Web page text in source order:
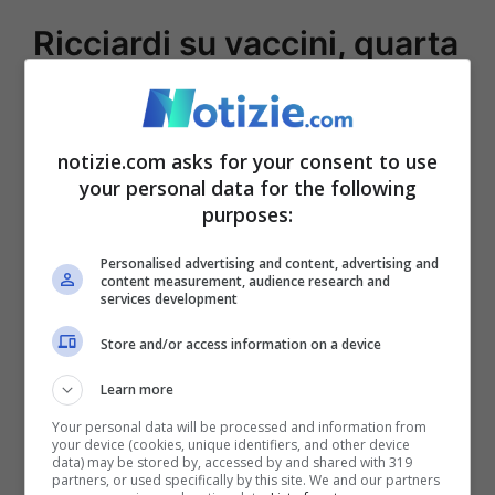
Ricciardi su vaccini, quarta
dose e Covid: “No ad
aperture indiscriminate”
Quarta dose, per Ricciardi è necessaria – GettyImages –
notizie.com asks for your consent to use
your personal data for the following
purposes:
Personalised advertising and content, advertising and
content measurement, audience research and
services development
Store and/or access information on a device
Learn more
Your personal data will be processed and information from
your device (cookies, unique identifiers, and other device
data) may be stored by, accessed by and shared with 319
partners, or used specifically by this site. We and our partners